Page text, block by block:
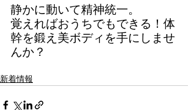
静かに動いて精神統一。
覚えればおうちでもできる！体
幹を鍛え美ボディを手にしませ
んか？
新着情報